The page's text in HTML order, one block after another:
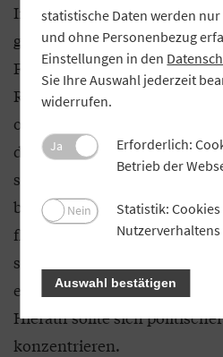
Investitionsentscheidung
gehen mit einer
Finanzströme umlenkt,
Realwirtschaft an. Doch wäre
ordnungspolitischer Sicht
die Märkte einzugreifen. In
sollte es den
bleiben, in welche
fließt. Für Zwecke des
stehen weitaus bessere
eine vernünftige Bepreisung
Hierauf sollte sich
konzentrieren.
statistische Daten werden
und ohne Personenbezug
Einstellungen in den
Sie Ihre Auswahl jederzeit
widerrufen.
Ja
Erforderlich:
Betrieb der
Nein
Statistik:
Auswahl bestätigen